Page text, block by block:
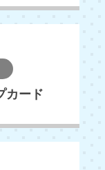
カード